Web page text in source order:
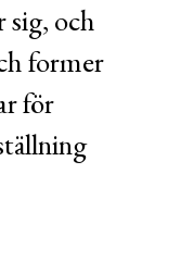
sig, och
former
för